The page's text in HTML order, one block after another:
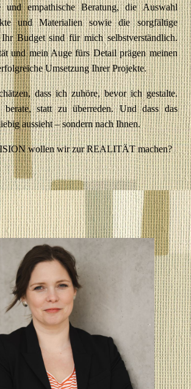
und empathische Beratung, die Auswahl
und Materialien sowie die sorgfältige
Budget sind für mich selbstverständlich.
und mein Auge fürs Detail prägen meinen
Umsetzung Ihrer Projekte.
dass ich zuhöre, bevor ich gestalte.
statt zu überreden. Und dass das
aussieht – sondern nach Ihnen.
wollen wir zur REALITÄT machen?